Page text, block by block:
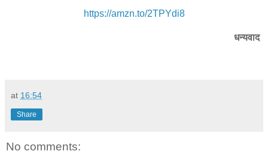
https://amzn.to/2TPYdi8
धन्यवाद
at 16:54
Share
No comments: